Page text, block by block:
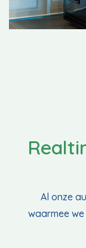
Al onze
waarmee